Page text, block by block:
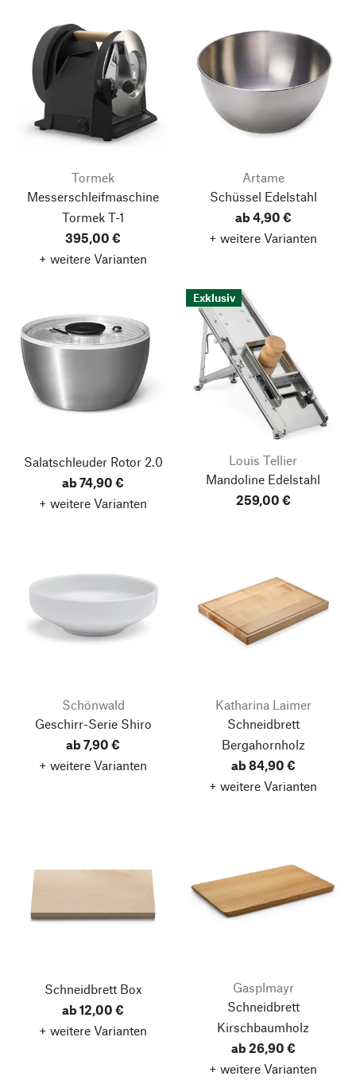
Tormek
Messerschleifmaschine
Tormek T-1
395,00 €
+ weitere Varianten
Artame
Schüssel Edelstahl
ab 4,90 €
+ weitere Varianten
Salatschleuder Rotor 2.0
ab 74,90 €
+ weitere Varianten
Exklusiv
Louis Tellier
Mandoline Edelstahl
259,00 €
Schönwald
Geschirr-Serie Shiro
ab 7,90 €
+ weitere Varianten
Katharina Laimer
Schneidbrett
Bergahornholz
ab 84,90 €
+ weitere Varianten
Schneidbrett Box
ab 12,00 €
+ weitere Varianten
Gasplmayr
Schneidbrett
Kirschbaumholz
ab 26,90 €
+ weitere Varianten